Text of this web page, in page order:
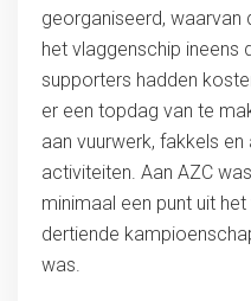
georganiseerd, waarvan
het vlaggenschip ineens
supporters hadden
er een topdag van te
aan vuurwerk, fakkels
activiteiten. Aan AZC
minimaal een punt uit
dertiende
was.